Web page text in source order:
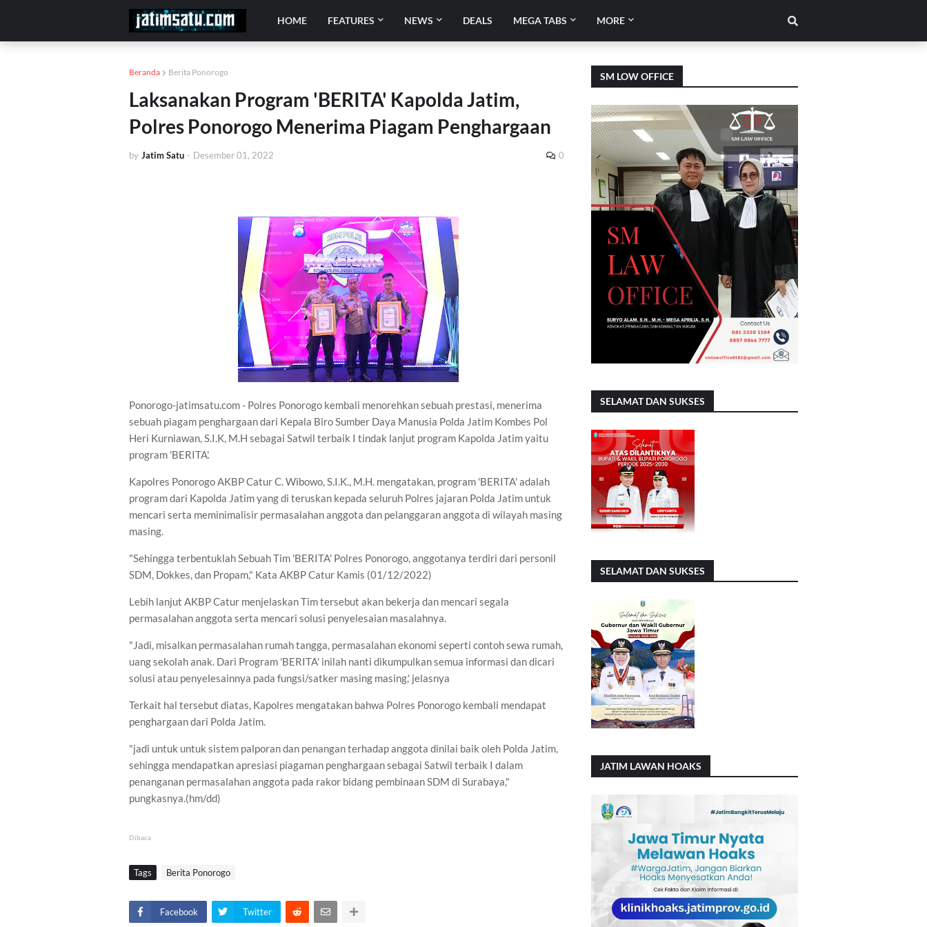
HOME FEATURES NEWS DEALS MEGA TABS MORE
Beranda Berita Ponorogo
Laksanakan Program 'BERITA' Kapolda Jatim,
Polres Ponorogo Menerima Piagam Penghargaan
by Jatim Satu - Desember 01, 2022 0
Ponorogo-jatimsatu.com - Polres Ponorogo kembali menorehkan sebuah prestasi, menerima
sebuah piagam penghargaan dari Kepala Biro Sumber Daya Manusia Polda Jatim Kombes Pol
Heri Kurniawan, S.I.K, M.H sebagai Satwil terbaik I tindak lanjut program Kapolda Jatim yaitu
program 'BERITA'.
Kapolres Ponorogo AKBP Catur C. Wibowo, S.I.K., M.H. mengatakan, program 'BERITA' adalah
program dari Kapolda Jatim yang di teruskan kepada seluruh Polres jajaran Polda Jatim untuk
mencari serta meminimalisir permasalahan anggota dan pelanggaran anggota di wilayah masing
masing.
"Sehingga terbentuklah Sebuah Tim 'BERITA' Polres Ponorogo, anggotanya terdiri dari personil
SDM, Dokkes, dan Propam," Kata AKBP Catur Kamis (01/12/2022)
Lebih lanjut AKBP Catur menjelaskan Tim tersebut akan bekerja dan mencari segala
permasalahan anggota serta mencari solusi penyelesaian masalahnya.
"Jadi, misalkan permasalahan rumah tangga, permasalahan ekonomi seperti contoh sewa rumah,
uang sekolah anak. Dari Program 'BERITA' inilah nanti dikumpulkan semua informasi dan dicari
solusi atau penyelesainnya pada fungsi/satker masing masing,' jelasnya
Terkait hal tersebut diatas, Kapolres mengatakan bahwa Polres Ponorogo kembali mendapat
penghargaan dari Polda Jatim.
"jadi untuk untuk sistem palporan dan penangan terhadap anggota dinilai baik oleh Polda Jatim,
sehingga mendapatkan apresiasi piagaman penghargaan sebagai Satwil terbaik I dalam
penanganan permasalahan anggota pada rakor bidang pembinaan SDM di Surabaya,"
pungkasnya.(hm/dd)
Dibaca
Tags Berita Ponorogo
Facebook Twitter
SM LOW OFFICE
SELAMAT DAN SUKSES
SELAMAT DAN SUKSES
JATIM LAWAN HOAKS